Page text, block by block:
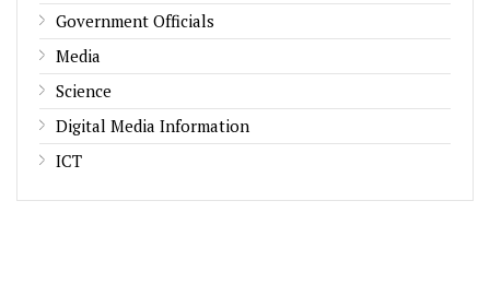
Government Officials
Media
Science
Digital Media Information
ICT